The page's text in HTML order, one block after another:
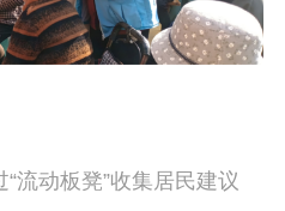
动板凳”收集居民建议